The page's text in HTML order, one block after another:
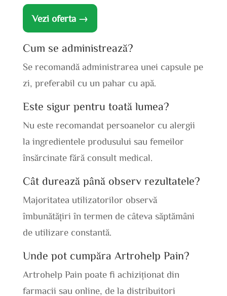
Vezi oferta →
Cum se administrează?
Se recomandă administrarea unei capsule pe
zi, preferabil cu un pahar cu apă.
Este sigur pentru toată lumea?
Nu este recomandat persoanelor cu alergii
la ingredientele produsului sau femeilor
însărcinate fără consult medical.
Cât durează până observ rezultatele?
Majoritatea utilizatorilor observă
îmbunătățiri în termen de câteva săptămâni
de utilizare constantă.
Unde pot cumpăra Artrohelp Pain?
Artrohelp Pain poate fi achiziționat din
farmacii sau online, de la distribuitori